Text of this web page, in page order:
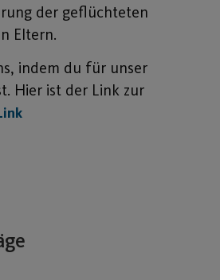
der geflüchteten
Eltern.
indem du für unser
Hier ist der Link zur